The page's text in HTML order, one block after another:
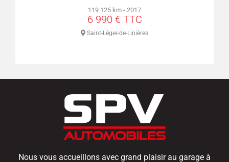
119 125 km - 2017
6 990 € TTC
Saint-Léger-de-Linières
Nous vous accueillons avec grand plaisir au garage à